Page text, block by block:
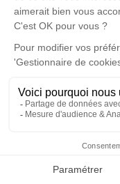
Faire-part
disponible ici.
mercredi 23
18210 Coust